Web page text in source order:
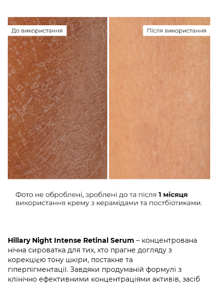
Hillary Night Intense Retinal Serum – концентрована
нічна сироватка для тих, хто прагне догляду з
корекцією тону шкіри, постакне та
гіперпігментації. Завдяки продуманій формулі з
клінічно ефективними концентраціями активів, засіб